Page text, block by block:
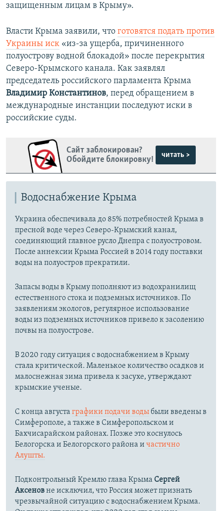
защищенным лицам в Крыму».
Власти Крыма заявили, что готовятся подать против
Украины иск «из-за ущерба, причиненного
полуострову водной блокадой» после перекрытия
Северо-Крымского канала. Как заявлял
председатель российского парламента Крыма
Владимир Константинов, перед обращением в
международные инстанции последуют иски в
российские суды.
Сайт заблокирован?
Обойдите блокировку!
читать >
Водоснабжение Крыма
Украина обеспечивала до 85% потребностей Крыма в
пресной воде через Северо-Крымский канал,
соединяющий главное русло Днепра с полуостровом.
После аннексии Крыма Россией в 2014 году поставки
воды на полуостров прекратили.
Запасы воды в Крыму пополняют из водохранилищ
естественного стока и подземных источников. По
заявлениям экологов, регулярное использование
воды из подземных источников привело к засолению
почвы на полуострове.
В 2020 году ситуация с водоснабжением в Крыму
стала критической. Маленькое количество осадков и
малоснежная зима привела к засухе, утверждают
крымские ученые.
С конца августа графики подачи водыбыли введены в
Симферополе, а также в Симферопольском и
Бахчисарайском районах. Позже это коснулось
Белогорска и Белогорского района и частично
Алушты.
Подконтрольный Кремлю глава Крыма Сергей
Аксеновне исключил, что Россия может признать
чрезвычайной ситуацию с водоснабжением Крыма.